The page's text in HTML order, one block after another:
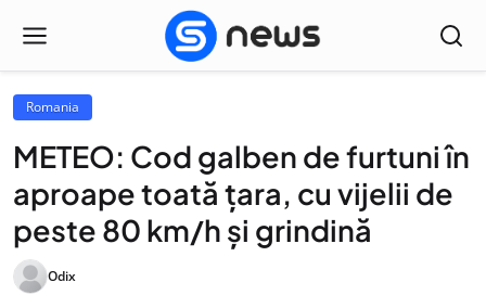
Romania
METEO: Cod galben de furtuni în
aproape toată țara, cu vijelii de
peste 80 km/h și grindină
Odix